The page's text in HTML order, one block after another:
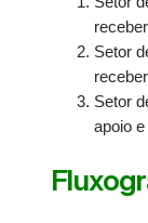
Setor
Setor
apoio